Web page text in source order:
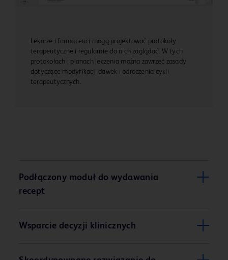
Lekarze i farmaceuci mogą projektować protokoły
terapeutyczne i regularnie do nich zaglądać. W tych
protokołach i planach leczenia można zawrzeć zasady
dotyczące modyfikacji dawek i odroczenia cykli
terapeutycznych.
Podłączony moduł do wydawania
recept
Wsparcie decyzji klinicznych